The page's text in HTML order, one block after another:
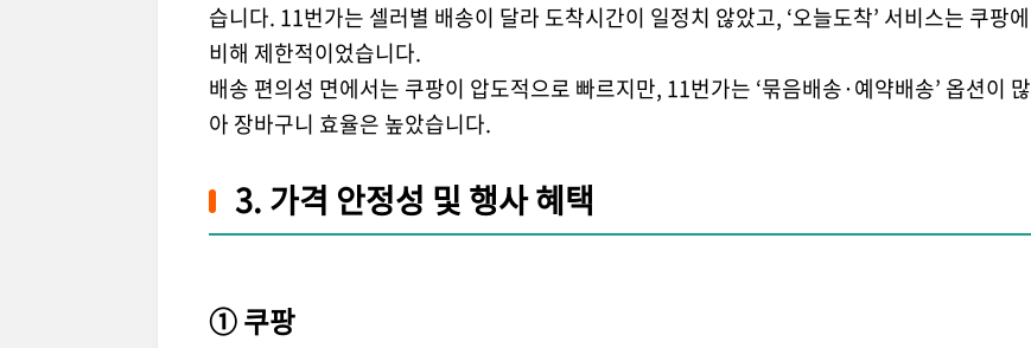
습니다. 11번가는 셀러별 배송이 달라 도착시간이 일정치 않았고, ‘오늘도착’ 서비스는 쿠팡에
비해 제한적이었습니다.
배송 편의성 면에서는 쿠팡이 압도적으로 빠르지만, 11번가는 ‘묶음배송·예약배송’ 옵션이 많
아 장바구니 효율은 높았습니다.
3. 가격 안정성 및 행사 혜택
① 쿠팡